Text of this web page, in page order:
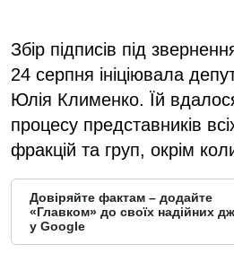
Збір підписів під
24 серпня ініціювала
Юлія Клименко. Їй
процесу представників
фракцій та груп, окрім
Довіряйте фактам – додайте
«Главком» до своїх надійних
у Google